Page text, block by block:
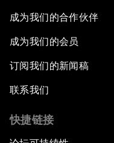
成为我们的合作伙伴
成为我们的会员
订阅我们的新闻稿
联系我们
快捷链接